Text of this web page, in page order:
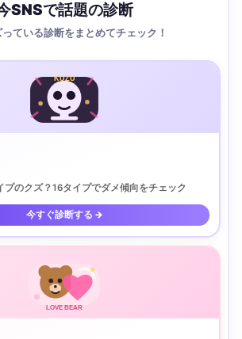
SNSで話題の診断
ている診断をまとめてチェック！
KUZU
プのクズ？16タイプでダメ傾向をチェック
今すぐ診断する →
LOVE BEAR